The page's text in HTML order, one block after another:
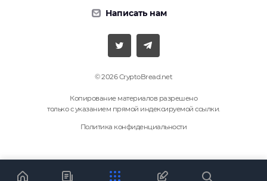
Написать нам
© 2026 CryptoBread.net
Копирование материалов разрешено
только с указанием прямой индексируемой ссылки.
Политика конфиденциальности